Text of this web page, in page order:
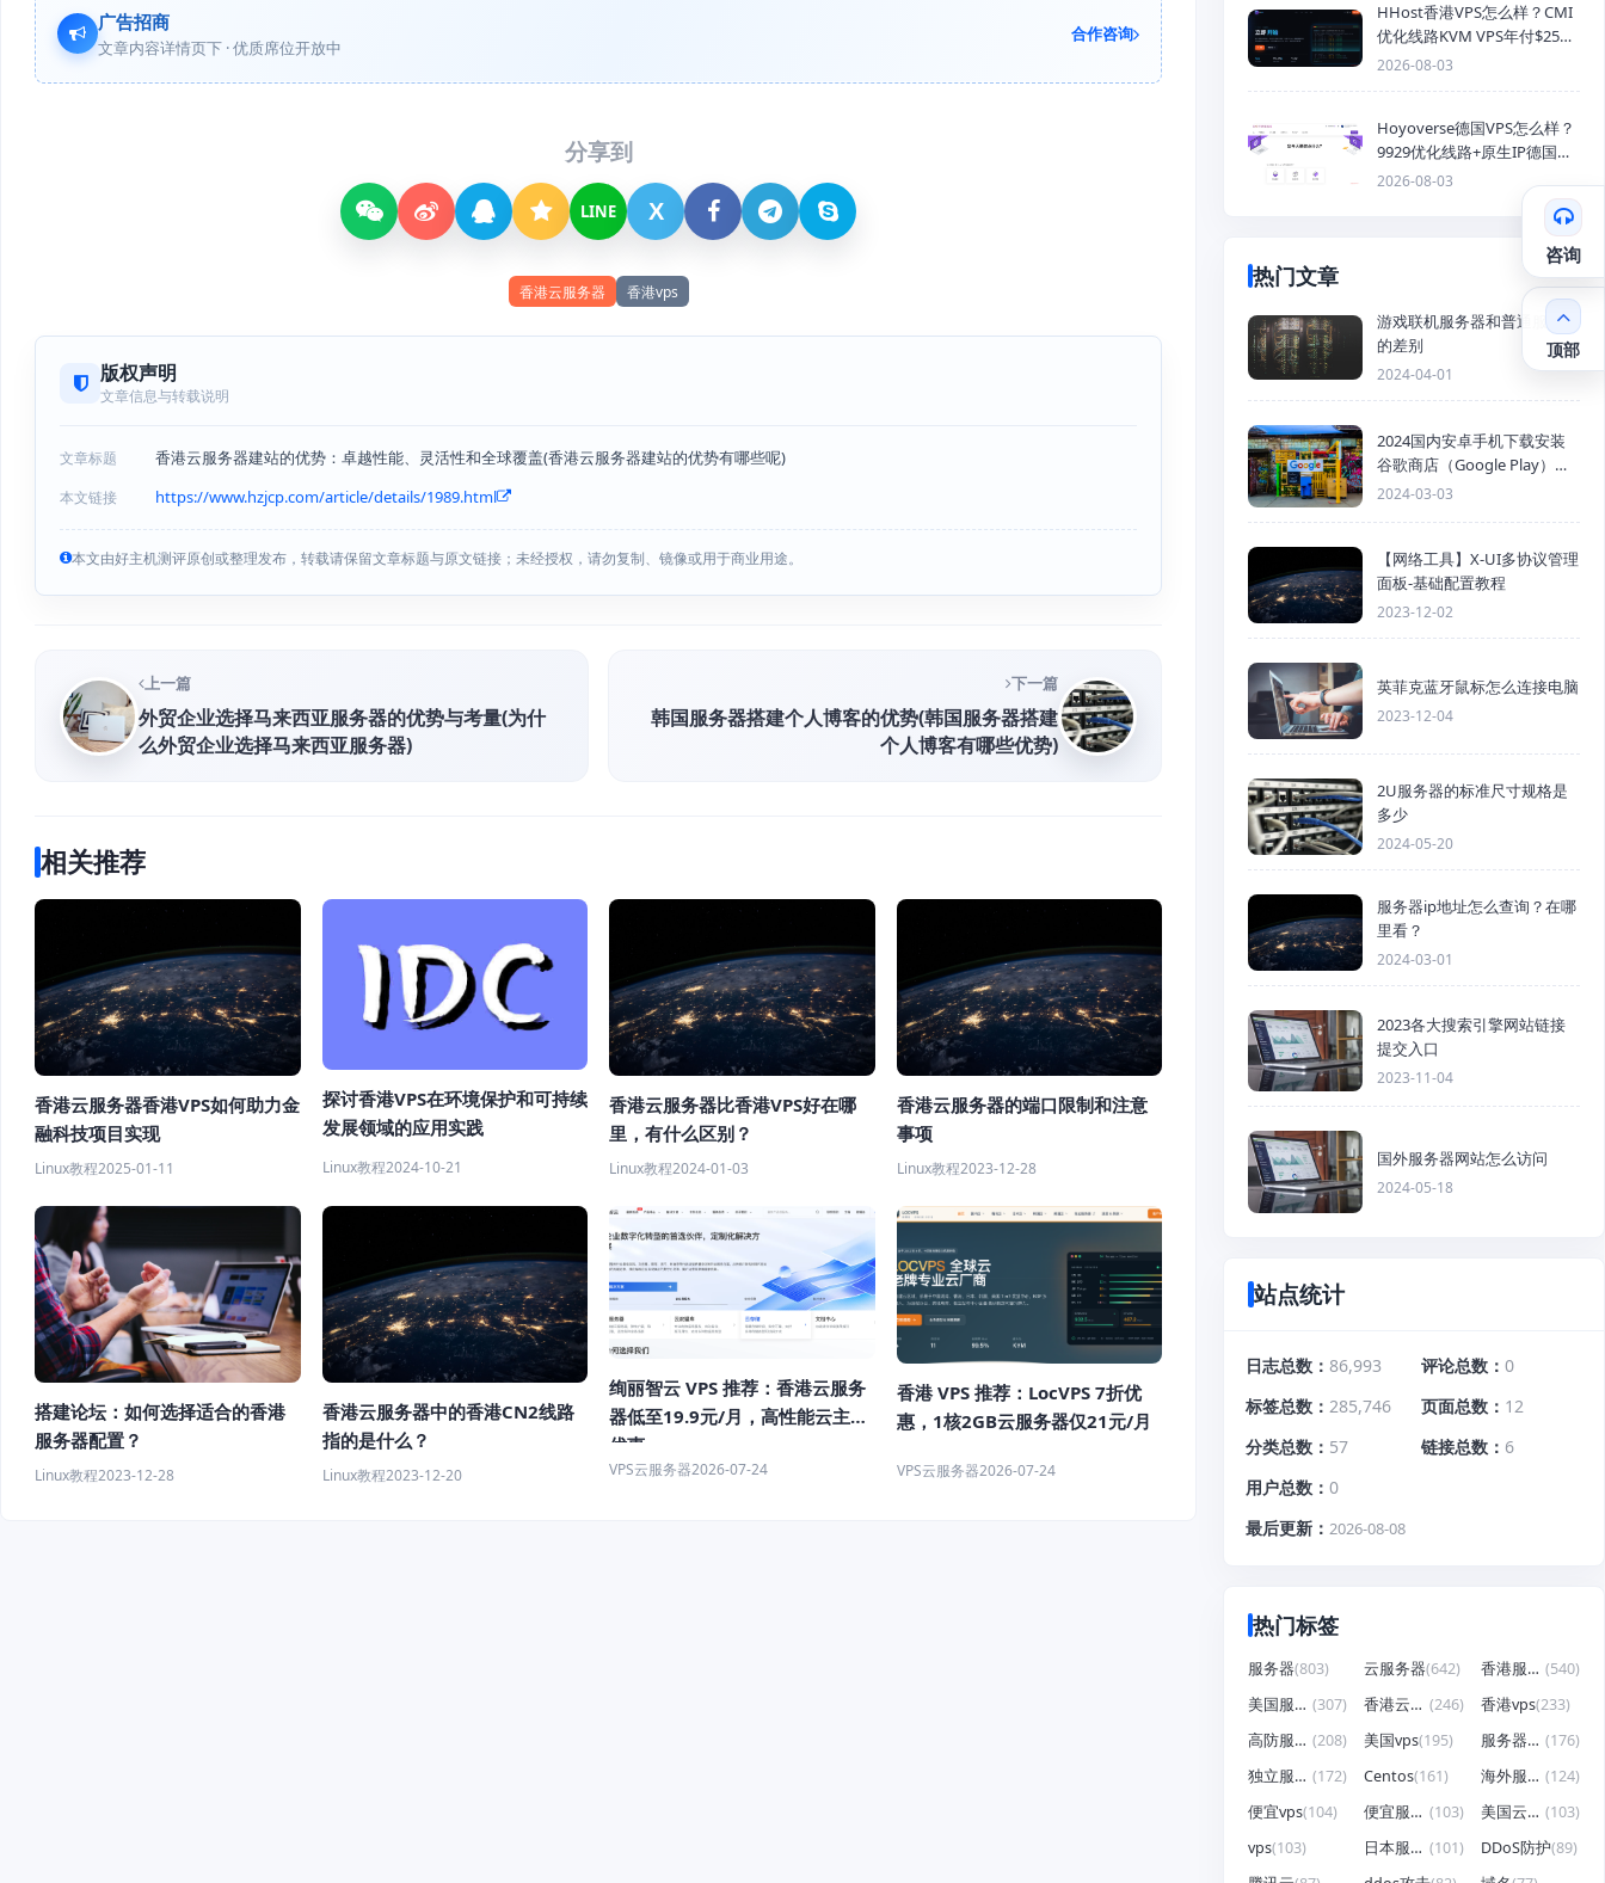
广告招商
文章内容详情页下 · 优质席位开放中
合作咨询
分享到
LINE X
香港云服务器 香港vps
版权声明
文章信息与转载说明
文章标题 香港云服务器建站的优势：卓越性能、灵活性和全球覆盖(香港云服务器建站的优势有哪些呢)
本文链接 https://www.hzjcp.com/article/details/1989.html
本文由好主机测评原创或整理发布，转载请保留文章标题与原文链接；未经授权，请勿复制、镜像或用于商业用途。
上一篇
外贸企业选择马来西亚服务器的优势与考量(为什
么外贸企业选择马来西亚服务器)
下一篇
韩国服务器搭建个人博客的优势(韩国服务器搭建
个人博客有哪些优势)
相关推荐
香港云服务器香港VPS如何助力金
融科技项目实现
Linux教程2025-01-11
探讨香港VPS在环境保护和可持续
发展领域的应用实践
Linux教程2024-10-21
香港云服务器比香港VPS好在哪
里，有什么区别？
Linux教程2024-01-03
香港云服务器的端口限制和注意
事项
Linux教程2023-12-28
搭建论坛：如何选择适合的香港
服务器配置？
Linux教程2023-12-28
香港云服务器中的香港CN2线路
指的是什么？
Linux教程2023-12-20
绚丽智云 VPS 推荐：香港云服务
器低至19.9元/月，高性能云主机
优惠
VPS云服务器2026-07-24
香港 VPS 推荐：LocVPS 7折优
惠，1核2GB云服务器仅21元/月
VPS云服务器2026-07-24
HHost香港VPS怎么样？CMI
优化线路KVM VPS年付$25
起，4GB内存优惠套餐
2026-08-03
Hoyoverse德国VPS怎么样？
9929优化线路+原生IP德国
KVM VPS推荐
2026-08-03
热门文章
游戏联机服务器和普通服务器
的差别
2024-04-01
2024国内安卓手机下载安装
谷歌商店（Google Play）详
细步骤
2024-03-03
【网络工具】X-UI多协议管理
面板-基础配置教程
2023-12-02
英菲克蓝牙鼠标怎么连接电脑
2023-12-04
2U服务器的标准尺寸规格是
多少
2024-05-20
服务器ip地址怎么查询？在哪
里看？
2024-03-01
2023各大搜索引擎网站链接
提交入口
2023-11-04
国外服务器网站怎么访问
2024-05-18
站点统计
日志总数 86,993 评论总数
0
标签总数
285,746 页面总数
12
分类总数
57 链接总数
6
用户总数
0
最后更新
2026-08-08
热门标签
服务器(803) 云服务器(642) 香港服务器 (540)
美国服务器 (307) 香港云服务器 (246) 香港vps(233)
高防服务器 (208) 美国vps(195) 服务器租用 (176)
独立服务器 (172) Centos(161) 海外服务器 (124)
便宜vps(104) 便宜服务器 (103) 美国云服务器 (103)
vps(103) 日本服务器 (101) DDoS防护(89)
咨询
顶部